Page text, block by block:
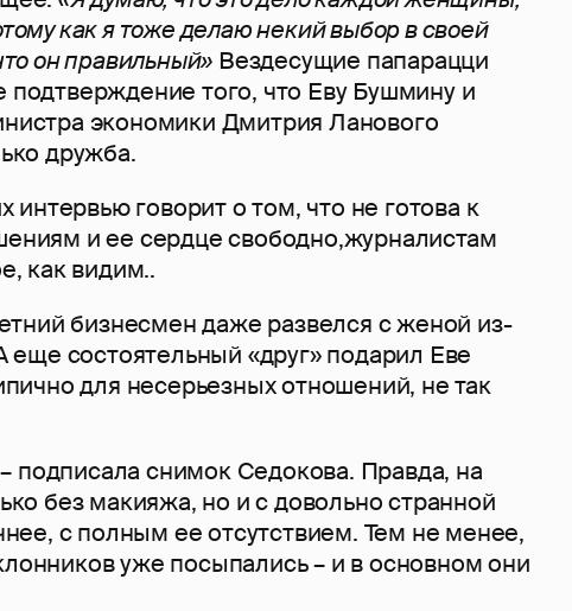
как я тоже делаю некий выбор в своей
он правильный» Вездесущие папарацци
того, что Еву Бушмину и
экономики Дмитрия Ланового
дружба.
интервью говорит о том, что не готова к
и ее сердце свободно,журналистам
как видим..
бизнесмен даже развелся с женой из-
еще состоятельный «друг» подарил Еве
для несерьезных отношений, не так
подписала снимок Седокова. Правда, на
без макияжа, но и с довольно странной
с полным ее отсутствием. Тем не менее,
уже посыпались – и в основном они